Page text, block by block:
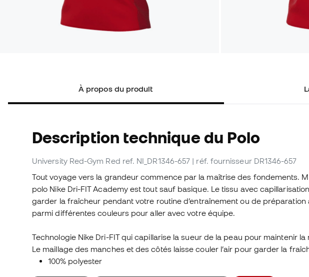
À propos du produit
Description technique du Polo
University Red-Gym Red ref. NI_DR1346-657 | réf. fournisseur DR1346-657
Tout voyage vers la grandeur commence par la maîtrise des fondements.
polo Nike Dri-FIT Academy est tout sauf basique. Le tissu avec
garder la fraîcheur pendant votre routine d’entraînement ou de préparation
parmi différentes couleurs pour aller avec votre équipe.
Technologie Nike Dri-FIT qui capillarise la sueur de la peau pour maintenir
Le maillage des manches et des côtés laisse couler l’air pour garder la
100% polyester